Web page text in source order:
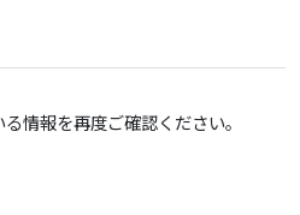
情報を再度ご確認ください。